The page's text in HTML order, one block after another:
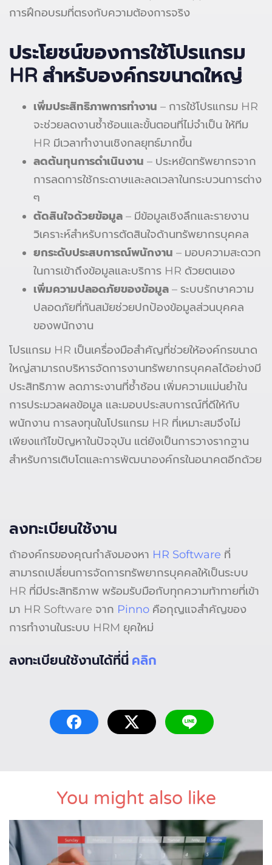
การฝึกอบรมที่ตรงกับความต้องการจริง
ประโยชน์ของการใช้โปรแกรม
HR สำหรับองค์กรขนาดใหญ่
เพิ่มประสิทธิภาพการทำงาน – การใช้โปรแกรม HR
จะช่วยลดงานซ้ำซ้อนและขั้นตอนที่ไม่จำเป็น ให้ทีม
HR มีเวลาทำงานเชิงกลยุทธ์มากขึ้น
ลดต้นทุนการดำเนินงาน – ประหยัดทรัพยากรจาก
การลดการใช้กระดาษและลดเวลาในกระบวนการต่าง
ๆ
ตัดสินใจด้วยข้อมูล – มีข้อมูลเชิงลึกและรายงาน
วิเคราะห์สำหรับการตัดสินใจด้านทรัพยากรบุคคล
ยกระดับประสบการณ์พนักงาน – มอบความสะดวก
ในการเข้าถึงข้อมูลและบริการ HR ด้วยตนเอง
เพิ่มความปลอดภัยของข้อมูล – ระบบรักษาความ
ปลอดภัยที่ทันสมัยช่วยปกป้องข้อมูลส่วนบุคคล
ของพนักงาน
โปรแกรม HR เป็นเครื่องมือสำคัญที่ช่วยให้องค์กรขนาด
ใหญ่สามารถบริหารจัดการงานทรัพยากรบุคคลได้อย่างมี
ประสิทธิภาพ ลดภาระงานที่ซ้ำซ้อน เพิ่มความแม่นยำใน
การประมวลผลข้อมูล และมอบประสบการณ์ที่ดีให้กับ
พนักงาน การลงทุนในโปรแกรม HR ที่เหมาะสมจึงไม่
เพียงแก้ไขปัญหาในปัจจุบัน แต่ยังเป็นการวางรากฐาน
สำหรับการเติบโตและการพัฒนาองค์กรในอนาคตอีกด้วย
ลงทะเบียนใช้งาน
ถ้าองค์กรของคุณกำลังมองหา HR Software ที่
สามารถเปลี่ยนการจัดการทรัพยากรบุคคลให้เป็นระบบ
HR ที่มีประสิทธิภาพ พร้อมรับมือกับทุกความท้าทายที่เข้า
มา HR Software จาก Pinno คือกุญแจสำคัญของ
การทำงานในระบบ HRM ยุคใหม่
ลงทะเบียนใช้งานได้ที่นี่ คลิก
You might also like